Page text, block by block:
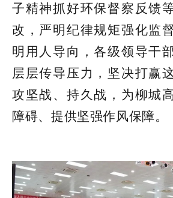
子精神抓好环保督察反馈
改，严明纪律规矩强化监
明用人导向，各级领导干
层层传导压力，坚决打赢
攻坚战、持久战，为柳城
障碍、提供坚强作风保障。